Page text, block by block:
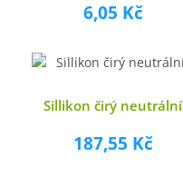
6,05 Kč
Sillikon čirý neutrální
187,55 Kč